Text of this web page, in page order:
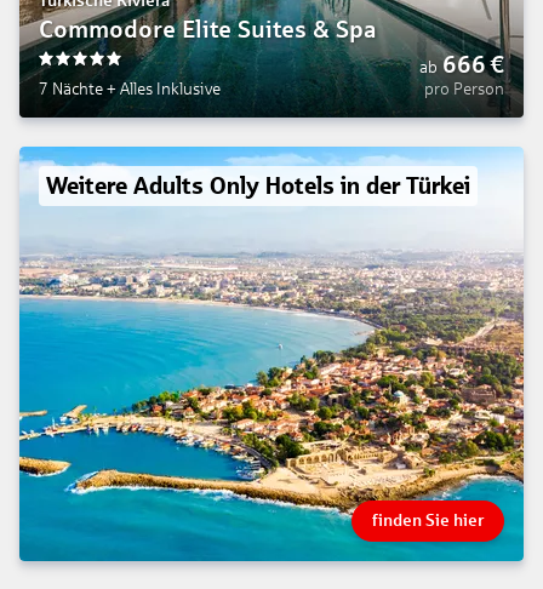
Commodore Elite Suites & Spa
5
7 Nächte +Alles Inklusive
ab 666€
pro Person
Weitere Adults Only Hotels in der Türkei
finden Sie hier